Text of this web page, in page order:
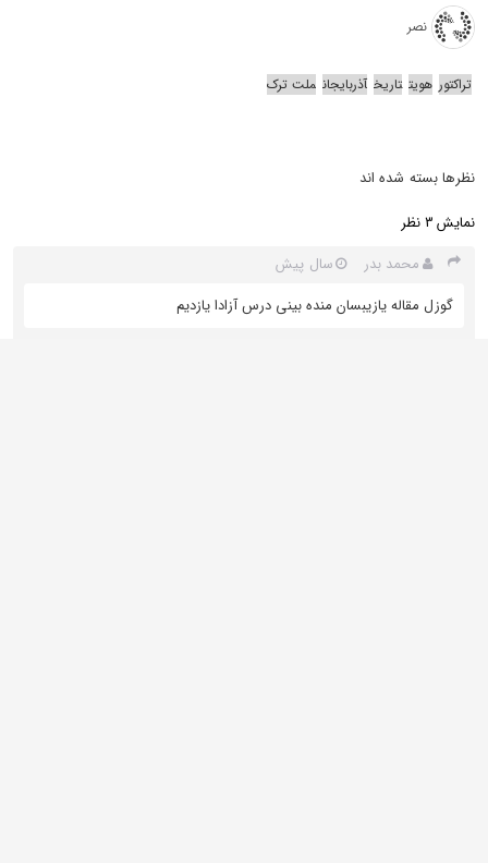
نصر
تراکتور هویت تاریخ آذربایجان ملت ترک
نظرها بسته شده اند
نمایش 3 نظر
محمد بدر
سال پیش
گوزل مقاله یازیبسان منده بینی درس آزادا یازدیم